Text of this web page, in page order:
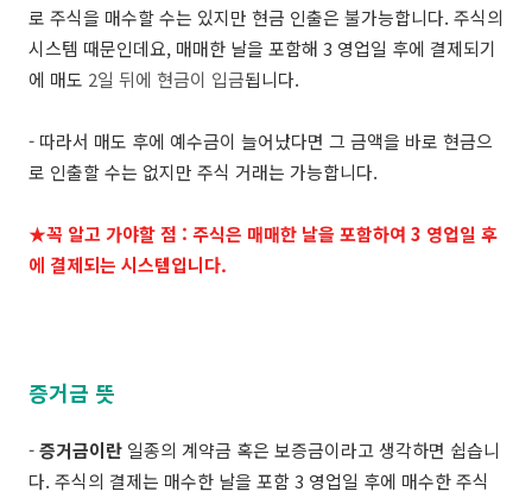
로 주식을 매수할 수는 있지만 현금 인출은 불가능합니다. 주식의
시스템 때문인데요, 매매한 날을 포함해 3 영업일 후에 결제되기
에 매도 2일 뒤에 현금이 입금됩니다.
- 따라서 매도 후에 예수금이 늘어났다면 그 금액을 바로 현금으
로 인출할 수는 없지만 주식 거래는 가능합니다.
★꼭 알고 가야할 점 : 주식은 매매한 날을 포함하여 3 영업일 후
에 결제되는 시스템입니다.
증거금 뜻
-증거금이란 일종의 계약금 혹은 보증금이라고 생각하면 쉽습니
다. 주식의 결제는 매수한 날을 포함 3 영업일 후에 매수한 주식